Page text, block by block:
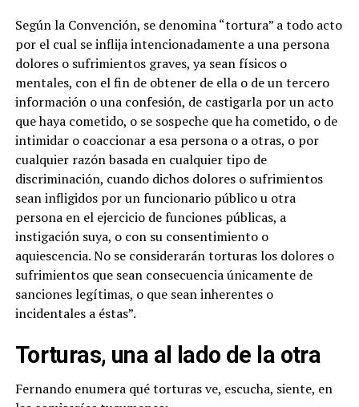
Según la Convención, se denomina “tortura” a todo acto
por el cual se inflija intencionadamente a una persona
dolores o sufrimientos graves, ya sean físicos o
mentales, con el fin de obtener de ella o de un tercero
información o una confesión, de castigarla por un acto
que haya cometido, o se sospeche que ha cometido, o de
intimidar o coaccionar a esa persona o a otras, o por
cualquier razón basada en cualquier tipo de
discriminación, cuando dichos dolores o sufrimientos
sean infligidos por un funcionario público u otra
persona en el ejercicio de funciones públicas, a
instigación suya, o con su consentimiento o
aquiescencia. No se considerarán torturas los dolores o
sufrimientos que sean consecuencia únicamente de
sanciones legítimas, o que sean inherentes o
incidentales a éstas”.
Torturas, una al lado de la otra
Fernando enumera qué torturas ve, escucha, siente, en